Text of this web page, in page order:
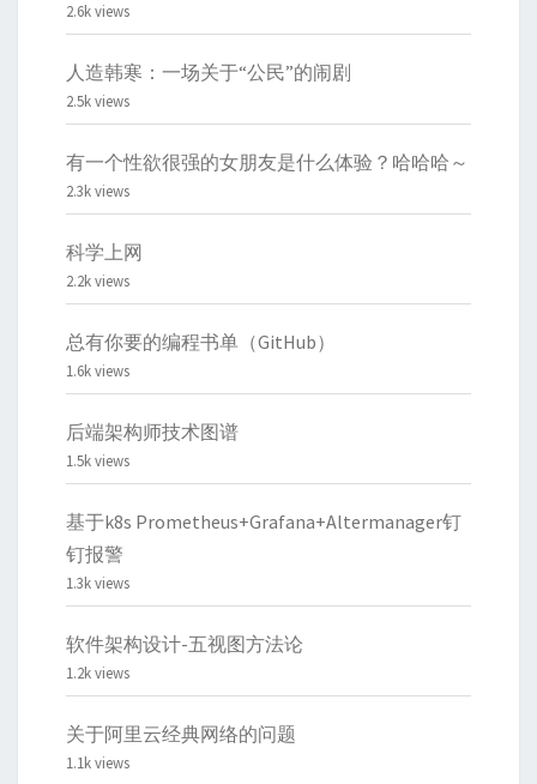
2.6k views
人造韩寒：一场关于“公民”的闹剧
2.5k views
有一个性欲很强的女朋友是什么体验？哈哈哈～
2.3k views
科学上网
2.2k views
总有你要的编程书单（GitHub）
1.6k views
后端架构师技术图谱
1.5k views
基于k8s Prometheus+Grafana+Altermanager钉
钉报警
1.3k views
软件架构设计-五视图方法论
1.2k views
关于阿里云经典网络的问题
1.1k views